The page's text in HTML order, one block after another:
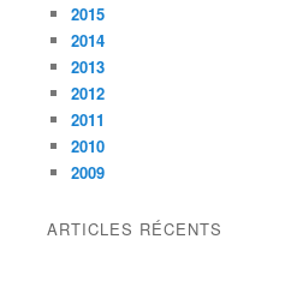
2015
2014
2013
2012
2011
2010
2009
ARTICLES RÉCENTS